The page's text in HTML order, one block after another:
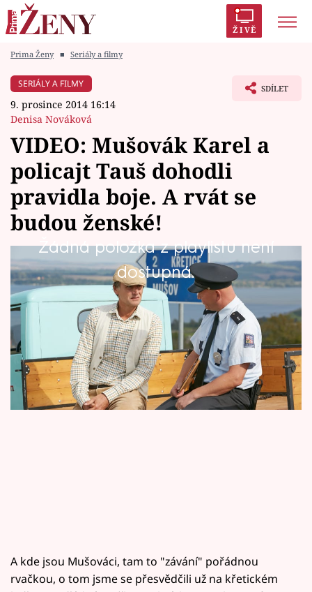
ŽIVĚ
Módní alarm
Témata
Celebrity
Vztahy
Seriály
Horoskopy
Sledujte prima+
Filmový festival Karlovy Vary
Prima Ženy ■ Seriály a filmy
SERIÁLY A FILMY
9. prosince 2014 16:14
Denisa Nováková
SDÍLET
VIDEO: Mušovák Karel a
policajt Tauš dohodli
pravidla boje. A rvát se
budou ženské!
Žádná položka z playlistu není
dostupná.
V Křetitích se koná každoroční hasičské derby.
Letos bude ovšem o to pikantnější, že proti
sobě budou stát Křetice a Mušov.
A kde jsou Mušováci, tam to "závání" pořádnou
rvačkou, o tom jsme se přesvědčili už na křetickém